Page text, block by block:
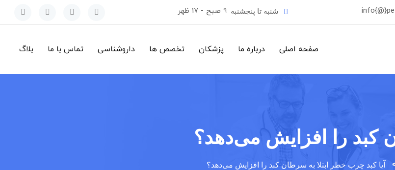
شنبه تا پنجشنبه 9 صبح - 17 ظهر
صفحه اصلی درباره ما پزشکان تخصص ها داروشناسی تماس با ما بلاگ
کبد را افزایش می‌دهد؟
آیا کبد چرب خطر ابتلا به سرطان کبد را افزایش می‌دهد؟